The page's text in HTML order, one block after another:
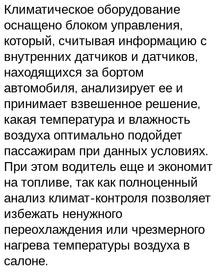
Климатическое оборудование
оснащено блоком управления,
который, считывая информацию с
внутренних датчиков и датчиков,
находящихся за бортом
автомобиля, анализирует ее и
принимает взвешенное решение,
какая температура и влажность
воздуха оптимально подойдет
пассажирам при данных условиях.
При этом водитель еще и экономит
на топливе, так как полноценный
анализ климат-контроля позволяет
избежать ненужного
переохлаждения или чрезмерного
нагрева температуры воздуха в
салоне.